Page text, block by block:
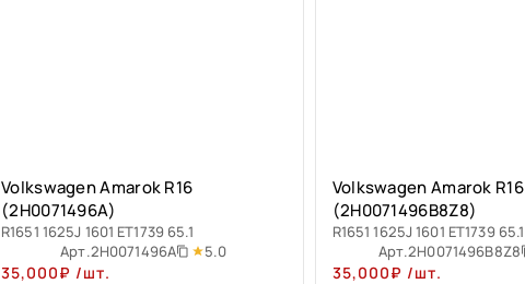
Volkswagen Amarok R16
(2H0071496A)
R1651 1625J 1601 ET1739 65.1
Арт.2H0071496A 5.0
35,000₽ /шт.
Volkswagen Amarok R16
(2H0071496B8Z8)
R1651 1625J 1601 ET1739 65.1
Арт.2H0071496B8Z8
35,000₽ /шт.